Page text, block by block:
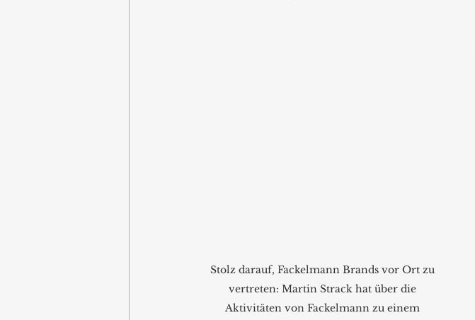
Stolz darauf, Fackelmann Brands vor Ort zu
vertreten: Martin Strack hat über die
Aktivitäten von Fackelmann zu einem